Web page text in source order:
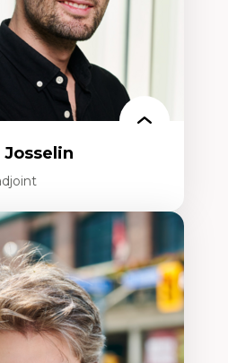
critique des environnements
des étudiant.e.s
des
socioaffectives et
langues secondes et
pragmatique